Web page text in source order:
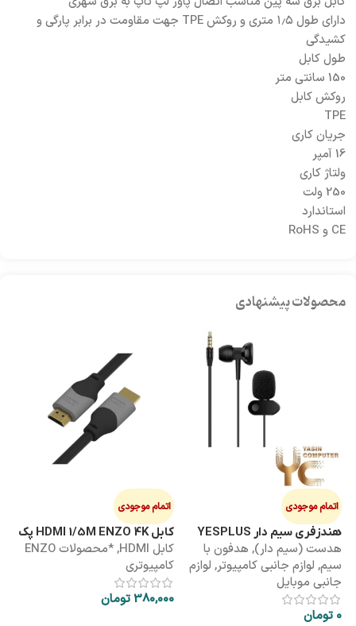
دارای طول ۱٫۵ متری و روکش TPE جهت مقاومت در برابر پارگی و
کشیدگی
طول کابل
150 سانتی متر
روکش کابل
TPE
جریان کاری
16 آمپر
ولتاژ کاری
250 ولت
استاندارد
CE و RoHS
محصولات پیشنهادی
اتمام موجودی
هندزفری سیم دار YESPLUS
YS-113
هدست (سیم دار), هدفون با
سیم, لوازم جانبی کامپیوتر, لوازم
جانبی موبایل
0 تومان
اتمام موجودی
کابل HDMI 1/5M ENZO 4K پک
طلقی
کابل HDMI ,
*محصولات ENZO
کامپیوتری
380,000تومان